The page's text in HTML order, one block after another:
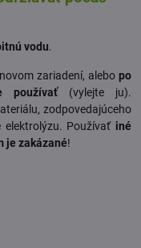
vodu.
zariadení, alebopo
používať(vylejte ju).
zodpovedajúceho
Používať iné
je zakázané!